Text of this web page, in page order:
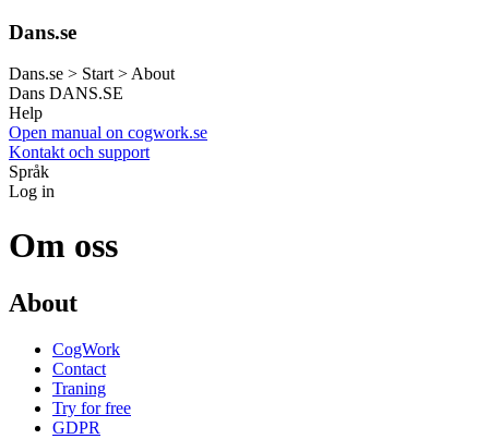
Dans.se
Dans.se > Start > About
Dans DANS.SE
Help
Open manual on cogwork.se
Kontakt och support
Språk
Log in
Om oss
About
CogWork
Contact
Traning
Try for free
GDPR